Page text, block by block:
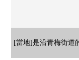
[當地]是沿青梅街道
[當地]在有建築條件
[當地
[當地]便
[前面道路]
[前面道路]如果使用
[前面道路]當有了資
購買的需討論的時
[前面道路]
[前面道[
7-
步行5分鐘。簡餐
理。ATM、多復印
步行6分鐘。醫藥品
可以各種不用現款
步行7分鐘。是在善
在池塘，野鴨以及
樹，光葉櫸樹，紫
練馬
步行15分鐘。是一
教育目標是"體諒的
有照片
練
步行16分鐘。為在
義